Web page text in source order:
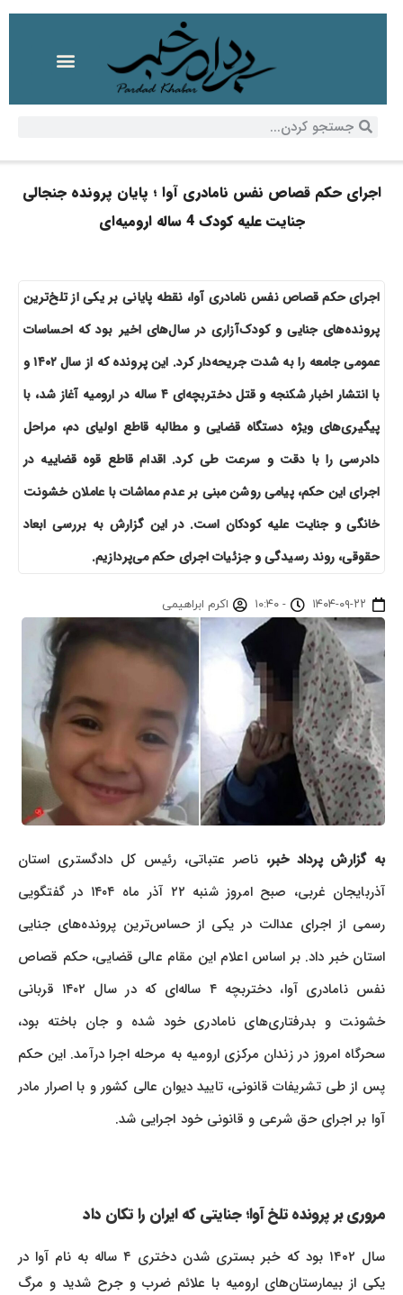
اجرای حکم قصاص نفس نامادری آوا ؛ پایان پرونده جنجالی
جنایت علیه کودک 4 ساله ارومیه‌ای
اجرای حکم قصاص نفس نامادری آوا، نقطه پایانی بر یکی از تلخ‌ترین
پرونده‌های جنایی و کودک‌آزاری در سال‌های اخیر بود که احساسات
عمومی جامعه را به شدت جریحه‌دار کرد. این پرونده که از سال ۱۴۰۲ و
با انتشار اخبار شکنجه و قتل دختربچه‌ای ۴ ساله در ارومیه آغاز شد، با
پیگیری‌های ویژه دستگاه قضایی و مطالبه قاطع اولیای دم، مراحل
دادرسی را با دقت و سرعت طی کرد. اقدام قاطع قوه قضاییه در
اجرای این حکم، پیامی روشن مبنی بر عدم مماشات با عاملان خشونت
خانگی و جنایت علیه کودکان است. در این گزارش به بررسی ابعاد
حقوقی، روند رسیدگی و جزئیات اجرای حکم می‌پردازیم.
۱۴۰۴-۰۹-۲۲ - ۱۰:۴۰ اکرم ابراهیمی
به گزارش پرداد خبر،ناصر عتباتی، رئیس کل دادگستری استان
آذربایجان غربی، صبح امروز شنبه ۲۲ آذر ماه ۱۴۰۴ در گفتگویی
رسمی از اجرای عدالت در یکی از حساس‌ترین پرونده‌های جنایی
استان خبر داد. بر اساس اعلام این مقام عالی قضایی، حکم قصاص
نفس نامادری آوا، دختربچه ۴ ساله‌ای که در سال ۱۴۰۲ قربانی
خشونت و بدرفتاری‌های نامادری خود شده و جان باخته بود،
سحرگاه امروز در زندان مرکزی ارومیه به مرحله اجرا درآمد. این حکم
پس از طی تشریفات قانونی، تایید دیوان عالی کشور و با اصرار مادر
آوا بر اجرای حق شرعی و قانونی خود اجرایی شد.
مروری بر پرونده تلخ آوا؛ جنایتی که ایران را تکان داد
سال ۱۴۰۲ بود که خبر بستری شدن دختری ۴ ساله به نام آوا در
یکی از بیمارستان‌های ارومیه با علائم ضرب و جرح شدید و مرگ